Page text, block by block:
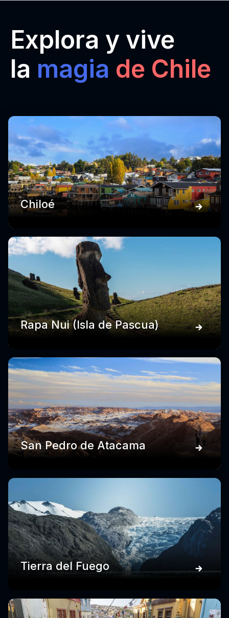
Explora y vive
la magia de Chile
Chiloé
Rapa Nui (Isla de Pascua)
San Pedro de Atacama
Tierra del Fuego